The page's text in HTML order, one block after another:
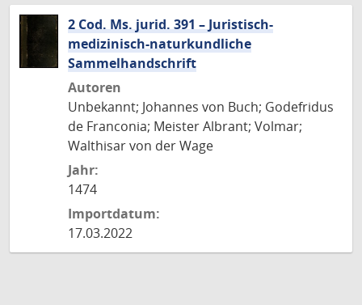
2 Cod. Ms. jurid. 391 – Juristisch-
medizinisch-naturkundliche
Sammelhandschrift
Autoren
Unbekannt; Johannes von Buch; Godefridus
de Franconia; Meister Albrant; Volmar;
Walthisar von der Wage
Jahr:
1474
Importdatum:
17.03.2022